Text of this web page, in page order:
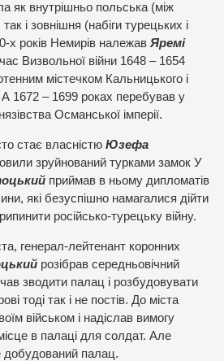
як внутрішньо польська (між
і зовнішня (набіги турецьких і
х років Немирів належав Яремі
Визвольної війни 1648 – 1654
містечком Кальницького і
А 1672 – 1699 роках перебував у
Османської імперії.
стає власністю Юзефа
зруйнований турками замок У
приймав в ньому дипломатів
які безуспішно намагалися дійти
російсько-турецьку війну.
генерал-лейтенант коронних
розібрав середньовічний
зводити палац і розбудовувати
тоді так і не постів. До міста
військом і надіслав вимогу
в палаці для солдат. Але
добудований палац.